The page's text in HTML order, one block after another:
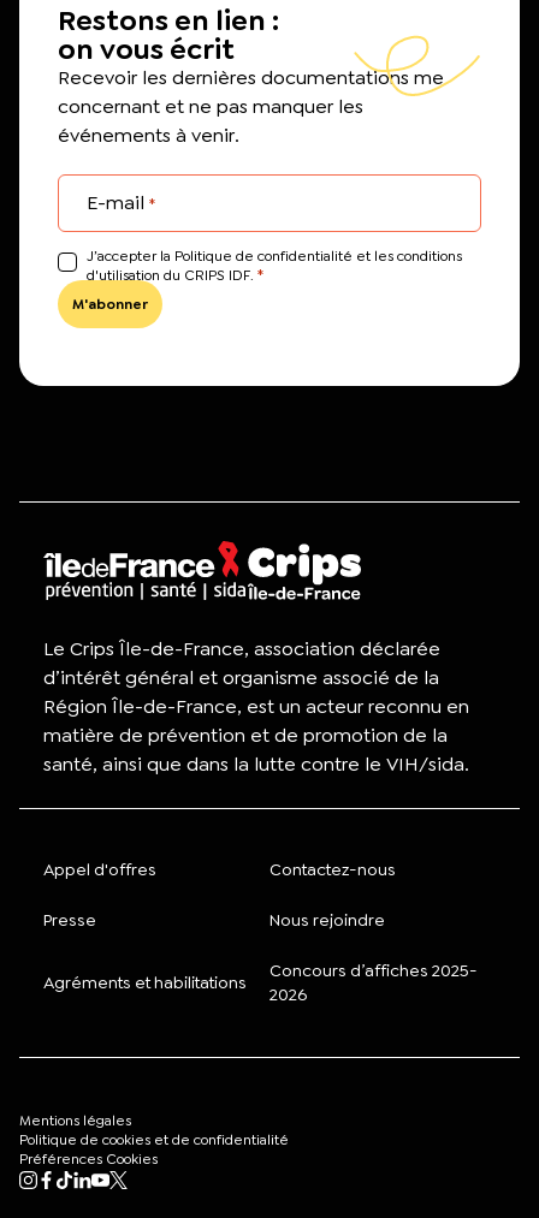
Restons en lien :
on vous écrit
Recevoir les dernières documentations me
concernant et ne pas manquer les
événements à venir.
E-mail *
J’accepter la Politique de confidentialité et les conditions
d'utilisation du CRIPS IDF. *
Le Crips Île-de-France, association déclarée
d’intérêt général et organisme associé de la
Région Île-de-France, est un acteur reconnu en
matière de prévention et de promotion de la
santé, ainsi que dans la lutte contre le VIH/sida.
Appel d'offres Contactez-nous
Presse Nous rejoindre
Agréments et habilitations
Concours d’affiches 2025-
2026
Mentions légales
Politique de cookies et de confidentialité
Préférences Cookies